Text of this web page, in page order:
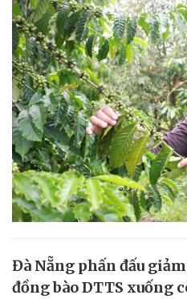
Đà Nẵng phấn đấu
đồng bào DTTS xuống